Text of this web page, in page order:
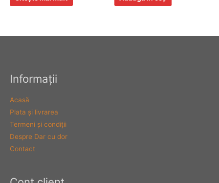
Informaţii
Acasă
Plata şi livrarea
Termeni şi condiţii
Despre Dar cu dor
Contact